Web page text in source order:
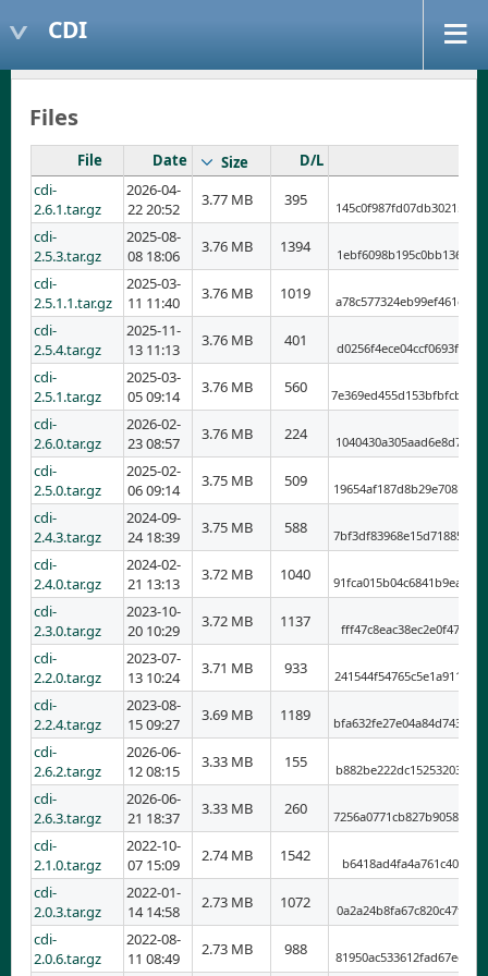
CDI
Files
File Date Size
D/L
cdi-
2.6.1.tar.gz
2026-04-
22 20:52
3.77 MB 395
cdi-
2.5.3.tar.gz
2025-08-
08 18:06
3.76 MB 1394
cdi-
2.5.1.1.tar.gz
2025-03-
11 11:40
3.76 MB 1019
cdi-
2.5.4.tar.gz
2025-11-
13 11:13
3.76 MB 401
cdi-
2.5.1.tar.gz
2025-03-
05 09:14
3.76 MB 560
cdi-
2.6.0.tar.gz
2026-02-
23 08:57
3.76 MB 224
cdi-
2.5.0.tar.gz
2025-02-
06 09:14
3.75 MB 509
cdi-
2.4.3.tar.gz
2024-09-
24 18:39
3.75 MB 588
cdi-
2.4.0.tar.gz
2024-02-
21 13:13
3.72 MB 1040
cdi-
2.3.0.tar.gz
2023-10-
20 10:29
3.72 MB 1137
cdi-
2.2.0.tar.gz
2023-07-
13 10:24
3.71 MB 933
cdi-
2.2.4.tar.gz
2023-08-
15 09:27
3.69 MB 1189
cdi-
2.6.2.tar.gz
2026-06-
12 08:15
3.33 MB 155
cdi-
2.6.3.tar.gz
2026-06-
21 18:37
3.33 MB 260
cdi-
2.1.0.tar.gz
2022-10-
07 15:09
2.74 MB 1542
cdi-
2.0.3.tar.gz
2022-01-
14 14:58
2.73 MB 1072
cdi-
2.0.6.tar.gz
2022-08-
11 08:49
2.73 MB 988